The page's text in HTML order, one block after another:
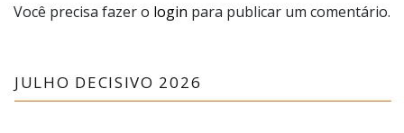
Você precisa fazer o login para publicar um comentário.
JULHO DECISIVO 2026